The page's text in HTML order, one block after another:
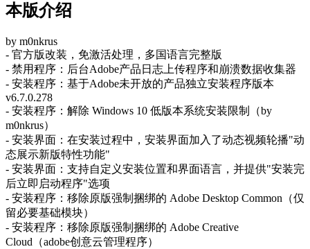
本版介绍
by m0nkrus
- 官方版改装，免激活处理，多国语言完整版
- 禁用程序：后台Adobe产品日志上传程序和崩溃数据收集器
- 安装程序：基于Adob​​e未开放的产品独立安装程序版本
v6.7.0.278
- 安装程序：解除 Windows 10 低版本系统安装限制（by
m0nkrus）
- 安装界面：在安装过程中，安装界面加入了动态视频轮播"动
态展示新版特性功能"
- 安装界面：支持自定义安装位置和界面语言，并提供"安装完
后立即启动程序"选项
- 安装程序：移除原版强制捆绑的 Adobe Desktop Common（仅
留必要基础模块）
- 安装程序：移除原版强制捆绑的 Adobe Creative
Cloud（adobe创意云管理程序）